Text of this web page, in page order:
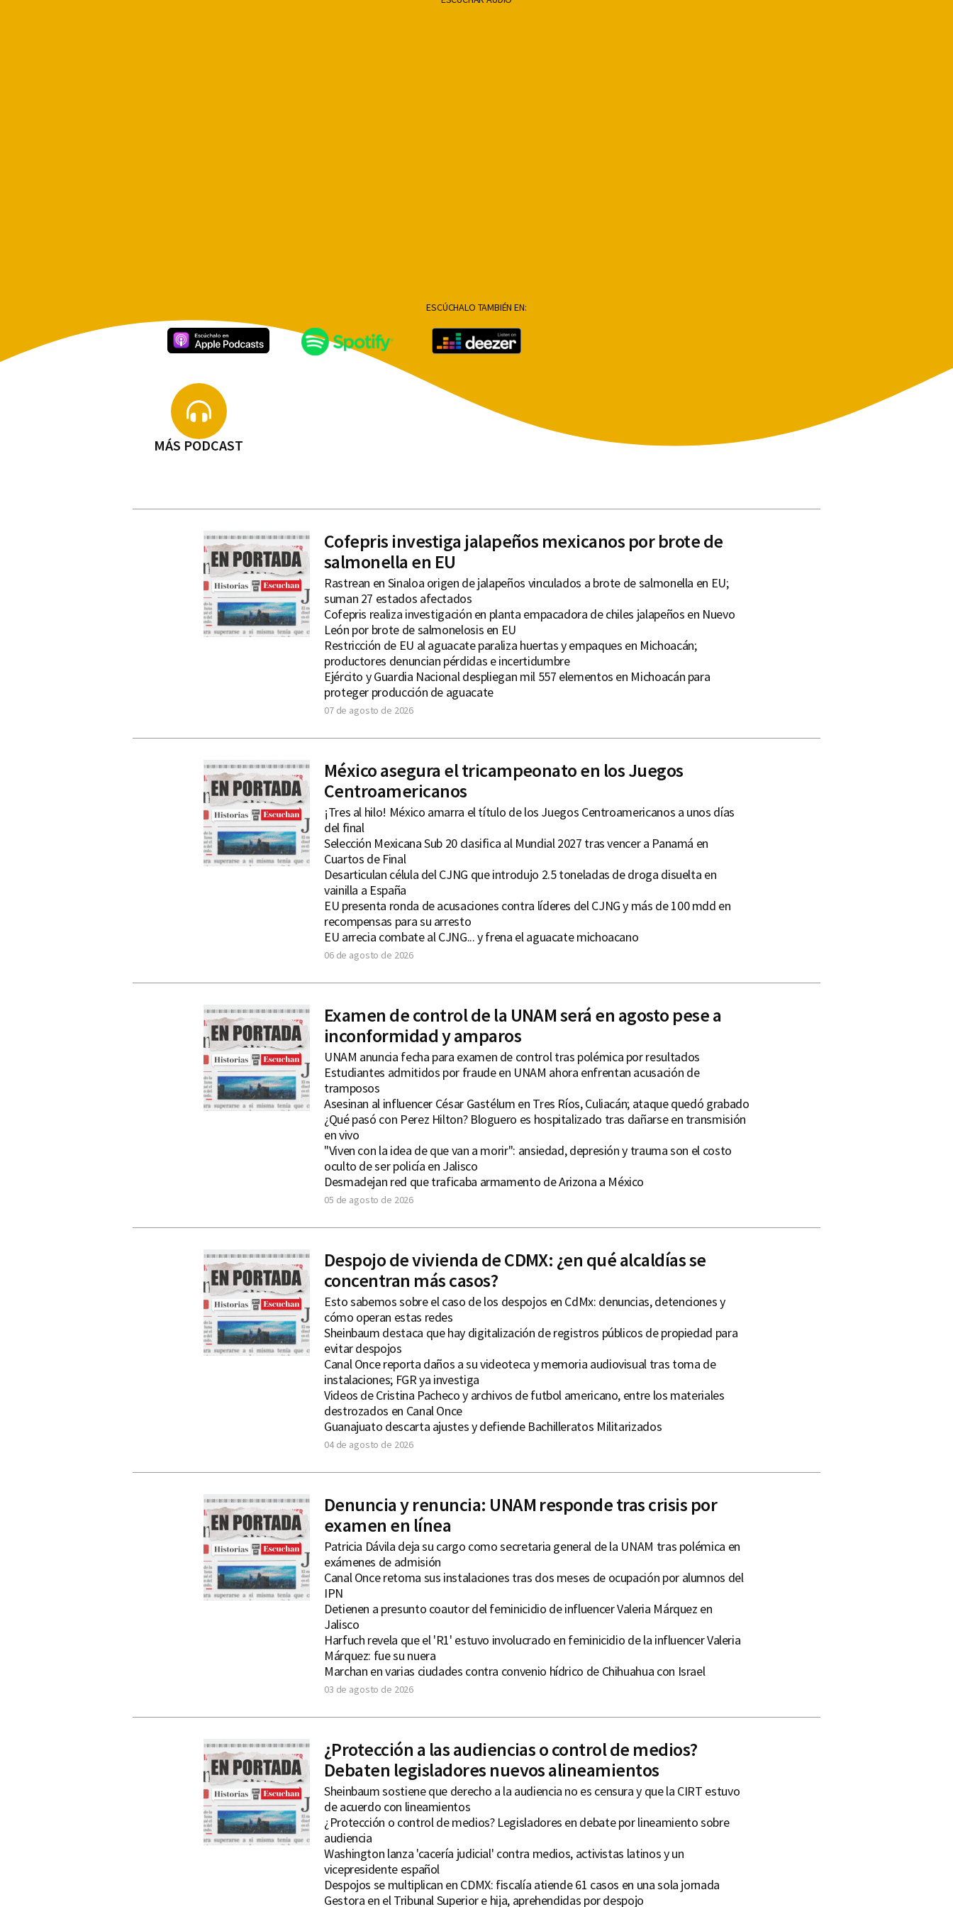
ESCÚCHALO TAMBIÉN EN:
MÁS PODCAST
Cofepris investiga jalapeños mexicanos por brote de
salmonella en EU
Rastrean en Sinaloa origen de jalapeños vinculados a brote de salmonella en EU;
suman 27 estados afectados
Cofepris realiza investigación en planta empacadora de chiles jalapeños en Nuevo
León por brote de salmonelosis en EU
Restricción de EU al aguacate paraliza huertas y empaques en Michoacán;
productores denuncian pérdidas e incertidumbre
Ejército y Guardia Nacional despliegan mil 557 elementos en Michoacán para
proteger producción de aguacate
07 de agosto de 2026
México asegura el tricampeonato en los Juegos
Centroamericanos
¡Tres al hilo! México amarra el título de los Juegos Centroamericanos a unos días
del final
Selección Mexicana Sub 20 clasifica al Mundial 2027 tras vencer a Panamá en
Cuartos de Final
Desarticulan célula del CJNG que introdujo 2.5 toneladas de droga disuelta en
vainilla a España
EU presenta ronda de acusaciones contra líderes del CJNG y más de 100 mdd en
recompensas para su arresto
EU arrecia combate al CJNG... y frena el aguacate michoacano
06 de agosto de 2026
Examen de control de la UNAM será en agosto pese a
inconformidad y amparos
UNAM anuncia fecha para examen de control tras polémica por resultados
Estudiantes admitidos por fraude en UNAM ahora enfrentan acusación de
tramposos
Asesinan al influencer César Gastélum en Tres Ríos, Culiacán; ataque quedó grabado
¿Qué pasó con Perez Hilton? Bloguero es hospitalizado tras dañarse en transmisión
en vivo
"Viven con la idea de que van a morir": ansiedad, depresión y trauma son el costo
oculto de ser policía en Jalisco
Desmadejan red que traficaba armamento de Arizona a México
05 de agosto de 2026
Despojo de vivienda de CDMX: ¿en qué alcaldías se
concentran más casos?
Esto sabemos sobre el caso de los despojos en CdMx: denuncias, detenciones y
cómo operan estas redes
Sheinbaum destaca que hay digitalización de registros públicos de propiedad para
evitar despojos
Canal Once reporta daños a su videoteca y memoria audiovisual tras toma de
instalaciones; FGR ya investiga
Videos de Cristina Pacheco y archivos de futbol americano, entre los materiales
destrozados en Canal Once
Guanajuato descarta ajustes y defiende Bachilleratos Militarizados
04 de agosto de 2026
Denuncia y renuncia: UNAM responde tras crisis por
examen en línea
Patricia Dávila deja su cargo como secretaria general de la UNAM tras polémica en
exámenes de admisión
Canal Once retoma sus instalaciones tras dos meses de ocupación por alumnos del
IPN
Detienen a presunto coautor del feminicidio de influencer Valeria Márquez en
Jalisco
Harfuch revela que el 'R1' estuvo involucrado en feminicidio de la influencer Valeria
Márquez: fue su nuera
Marchan en varias ciudades contra convenio hídrico de Chihuahua con Israel
03 de agosto de 2026
¿Protección a las audiencias o control de medios?
Debaten legisladores nuevos alineamientos
Sheinbaum sostiene que derecho a la audiencia no es censura y que la CIRT estuvo
de acuerdo con lineamientos
¿Protección o control de medios? Legisladores en debate por lineamiento sobre
audiencia
Washington lanza 'cacería judicial' contra medios, activistas latinos y un
vicepresidente español
Despojos se multiplican en CDMX: fiscalía atiende 61 casos en una sola jornada
Gestora en el Tribunal Superior e hija, aprehendidas por despojo